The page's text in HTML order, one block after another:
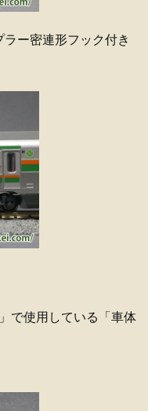
ー密連形フック付き
で使用している「車体